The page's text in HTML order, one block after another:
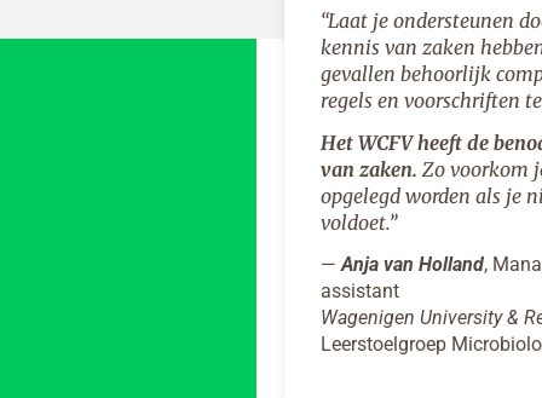
“Laat je ondersteunen
kennis van zaken
gevallen behoorlijk
regels en voorschriften
Het WCFV heeft de
van zaken. Zo voorkom
opgelegd worden als je
voldoet.”
— Anja van Holland,
assistant
Wagenigen University &
Leerstoelgroep